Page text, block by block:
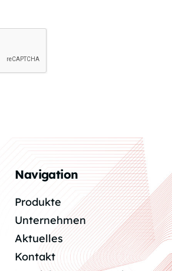
Navigation
Produkte
Unternehmen
Aktuelles
Kontakt